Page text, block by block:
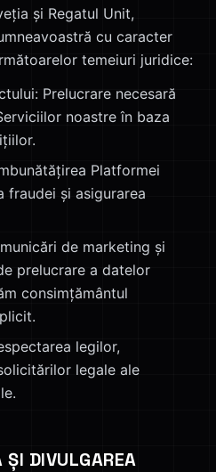
și Regatul Unit,
cu caracter
temeiuri juridice:
Prelucrare necesară
noastre în baza
Platformei
fraudei și asigurarea
de marketing și
prelucrare a datelor
consimțământul
legilor,
legale ale
DIVULGAREA